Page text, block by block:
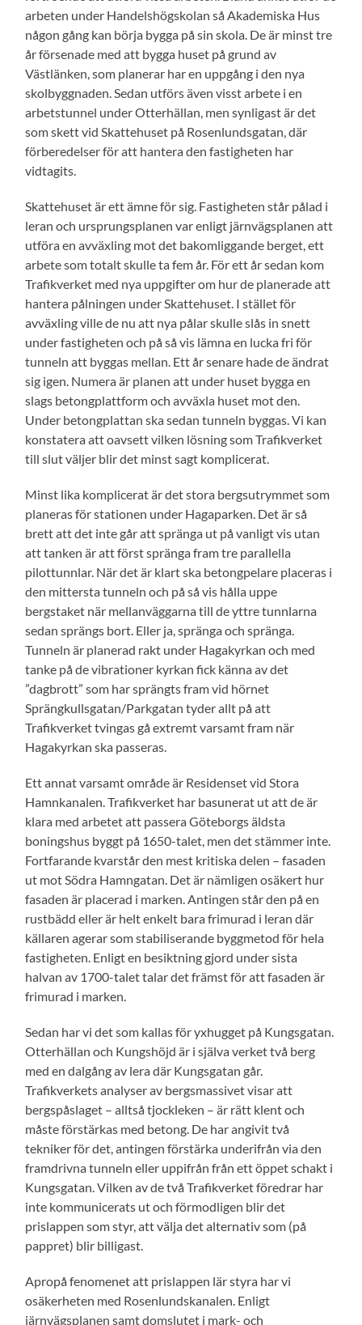
arbeten under Handelshögskolan så Akademiska Hus
någon gång kan börja bygga på sin skola. De är minst tre
år försenade med att bygga huset på grund av
Västlänken, som planerar har en uppgång i den nya
skolbyggnaden. Sedan utförs även visst arbete i en
arbetstunnel under Otterhällan, men synligast är det
som skett vid Skattehuset på Rosenlundsgatan, där
förberedelser för att hantera den fastigheten har
vidtagits.
Skattehuset är ett ämne för sig. Fastigheten står pålad i
leran och ursprungsplanen var enligt järnvägsplanen att
utföra en avväxling mot det bakomliggande berget, ett
arbete som totalt skulle ta fem år. För ett år sedan kom
Trafikverket med nya uppgifter om hur de planerade att
hantera pålningen under Skattehuset. I stället för
avväxling ville de nu att nya pålar skulle slås in snett
under fastigheten och på så vis lämna en lucka fri för
tunneln att byggas mellan. Ett år senare hade de ändrat
sig igen. Numera är planen att under huset bygga en
slags betongplattform och avväxla huset mot den.
Under betongplattan ska sedan tunneln byggas. Vi kan
konstatera att oavsett vilken lösning som Trafikverket
till slut väljer blir det minst sagt komplicerat.
Minst lika komplicerat är det stora bergsutrymmet som
planeras för stationen under Hagaparken. Det är så
brett att det inte går att spränga ut på vanligt vis utan
att tanken är att först spränga fram tre parallella
pilottunnlar. När det är klart ska betongpelare placeras i
den mittersta tunneln och på så vis hålla uppe
bergstaket när mellanväggarna till de yttre tunnlarna
sedan sprängs bort. Eller ja, spränga och spränga.
Tunneln är planerad rakt under Hagakyrkan och med
tanke på de vibrationer kyrkan fick känna av det
”dagbrott” som har sprängts fram vid hörnet
Sprängkullsgatan/Parkgatan tyder allt på att
Trafikverket tvingas gå extremt varsamt fram när
Hagakyrkan ska passeras.
Ett annat varsamt område är Residenset vid Stora
Hamnkanalen. Trafikverket har basunerat ut att de är
klara med arbetet att passera Göteborgs äldsta
boningshus byggt på 1650-talet, men det stämmer inte.
Fortfarande kvarstår den mest kritiska delen – fasaden
ut mot Södra Hamngatan. Det är nämligen osäkert hur
fasaden är placerad i marken. Antingen står den på en
rustbädd eller är helt enkelt bara frimurad i leran där
källaren agerar som stabiliserande byggmetod för hela
fastigheten. Enligt en besiktning gjord under sista
halvan av 1700-talet talar det främst för att fasaden är
frimurad i marken.
Sedan har vi det som kallas för yxhugget på Kungsgatan.
Otterhällan och Kungshöjd är i själva verket två berg
med en dalgång av lera där Kungsgatan går.
Trafikverkets analyser av bergsmassivet visar att
bergspåslaget – alltså tjockleken – är rätt klent och
måste förstärkas med betong. De har angivit två
tekniker för det, antingen förstärka underifrån via den
framdrivna tunneln eller uppifrån från ett öppet schakt i
Kungsgatan. Vilken av de två Trafikverket föredrar har
inte kommunicerats ut och förmodligen blir det
prislappen som styr, att välja det alternativ som (på
pappret) blir billigast.
Apropå fenomenet att prislappen lär styra har vi
osäkerheten med Rosenlundskanalen. Enligt
järnvägsplanen samt domslutet i mark- och